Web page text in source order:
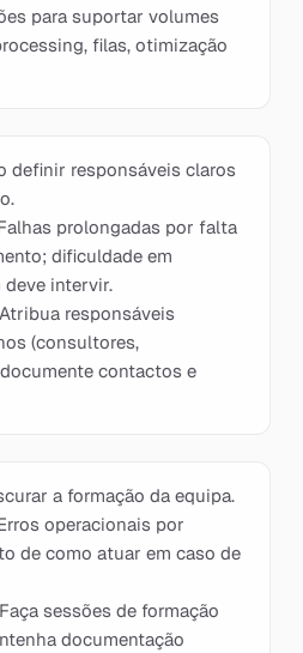
para suportar volumes
filas, otimização
definir responsáveis claros
prolongadas por falta
dificuldade em
intervir.
responsáveis
(consultores,
contactos e
a formação da equipa.
operacionais por
de como atuar em caso de
sessões de formação
documentação